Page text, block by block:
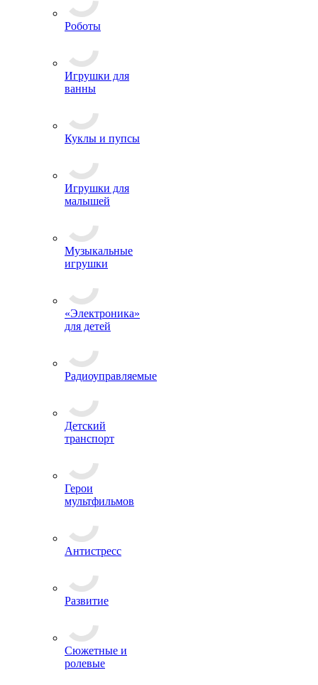
Роботы
Игрушки для
ванны
Куклы и пупсы
Игрушки для
малышей
Музыкальные
игрушки
«Электроника»
для детей
Радиоуправляемые
Детский
транспорт
Герои
мультфильмов
Антистресс
Развитие
Сюжетные и
ролевые